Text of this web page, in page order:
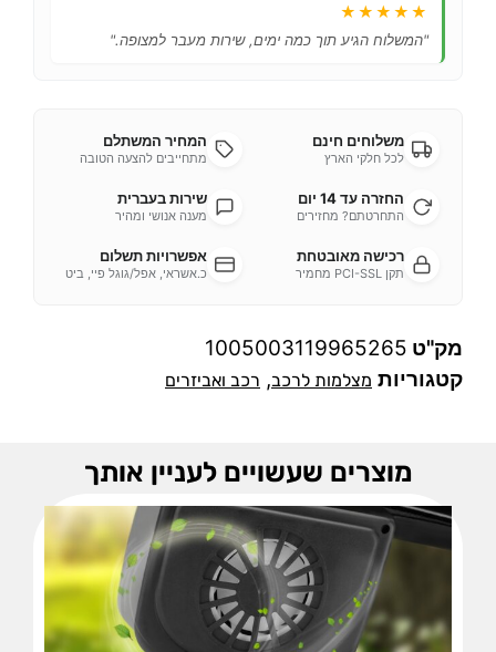
★★★★★
"המשלוח הגיע תוך כמה ימים, שירות מעבר למצופה."
משלוחים חינם
לכל חלקי הארץ
המחיר המשתלם
מתחייבים להצעה הטובה
החזרה עד 14 יום
התחרטתם? מחזירים
שירות בעברית
מענה אנושי ומהיר
רכישה מאובטחת
תקן PCI-SSL מחמיר
אפשרויות תשלום
כ.אשראי, אפל/גוגל פיי, ביט
מק"ט 1005003119965265
קטגוריות מצלמות לרכב, רכב ואביזרים
מוצרים שעשויים לעניין אותך